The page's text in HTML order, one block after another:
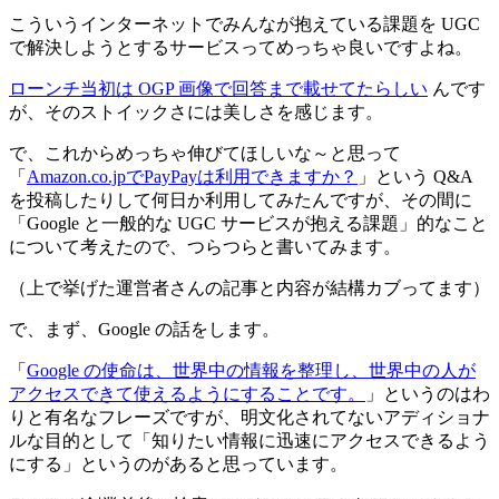
こういうインターネットでみんなが抱えている課題を UGC
で解決しようとするサービスってめっちゃ良いですよね。
ローンチ当初は OGP 画像で回答まで載せてたらしい んです
が、そのストイックさには美しさを感じます。
で、これからめっちゃ伸びてほしいな～と思って
「 Amazon.co.jpでPayPayは利用できますか？ 」という Q&A
を投稿したりして何日か利用してみたんですが、その間に
「Google と一般的な UGC サービスが抱える課題」的なこと
について考えたので、つらつらと書いてみます。
（上で挙げた運営者さんの記事と内容が結構カブってます）
で、まず、Google の話をします。
「 Google の使命は、世界中の情報を整理し、世界中の人が
アクセスできて使えるようにすることです。
」というのはわ
りと有名なフレーズですが、明文化されてないアディショナ
ルな目的として「知りたい情報に迅速にアクセスできるよう
にする」というのがあると思っています。